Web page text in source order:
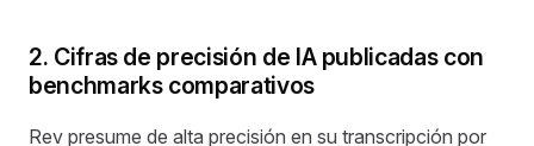
2. Cifras de precisión de IA publicadas con
benchmarks comparativos
Rev presume de alta precisión en su transcripción por